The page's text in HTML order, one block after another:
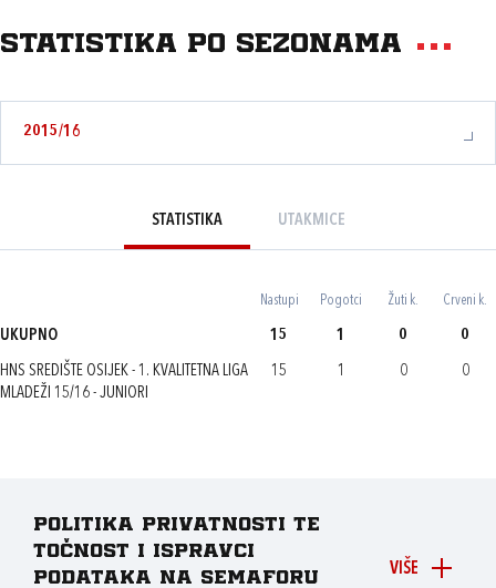
Statistika po sezonama
2015/16
STATISTIKA UTAKMICE
Nastupi Pogotci Žuti k. Crveni k.
UKUPNO 15 1 0 0
HNS SREDIŠTE OSIJEK - 1. KVALITETNA LIGA
MLADEŽI 15/16 - JUNIORI
15 1 0 0
VIŠE
Politika privatnosti te
točnost i ispravci
podataka na Semaforu